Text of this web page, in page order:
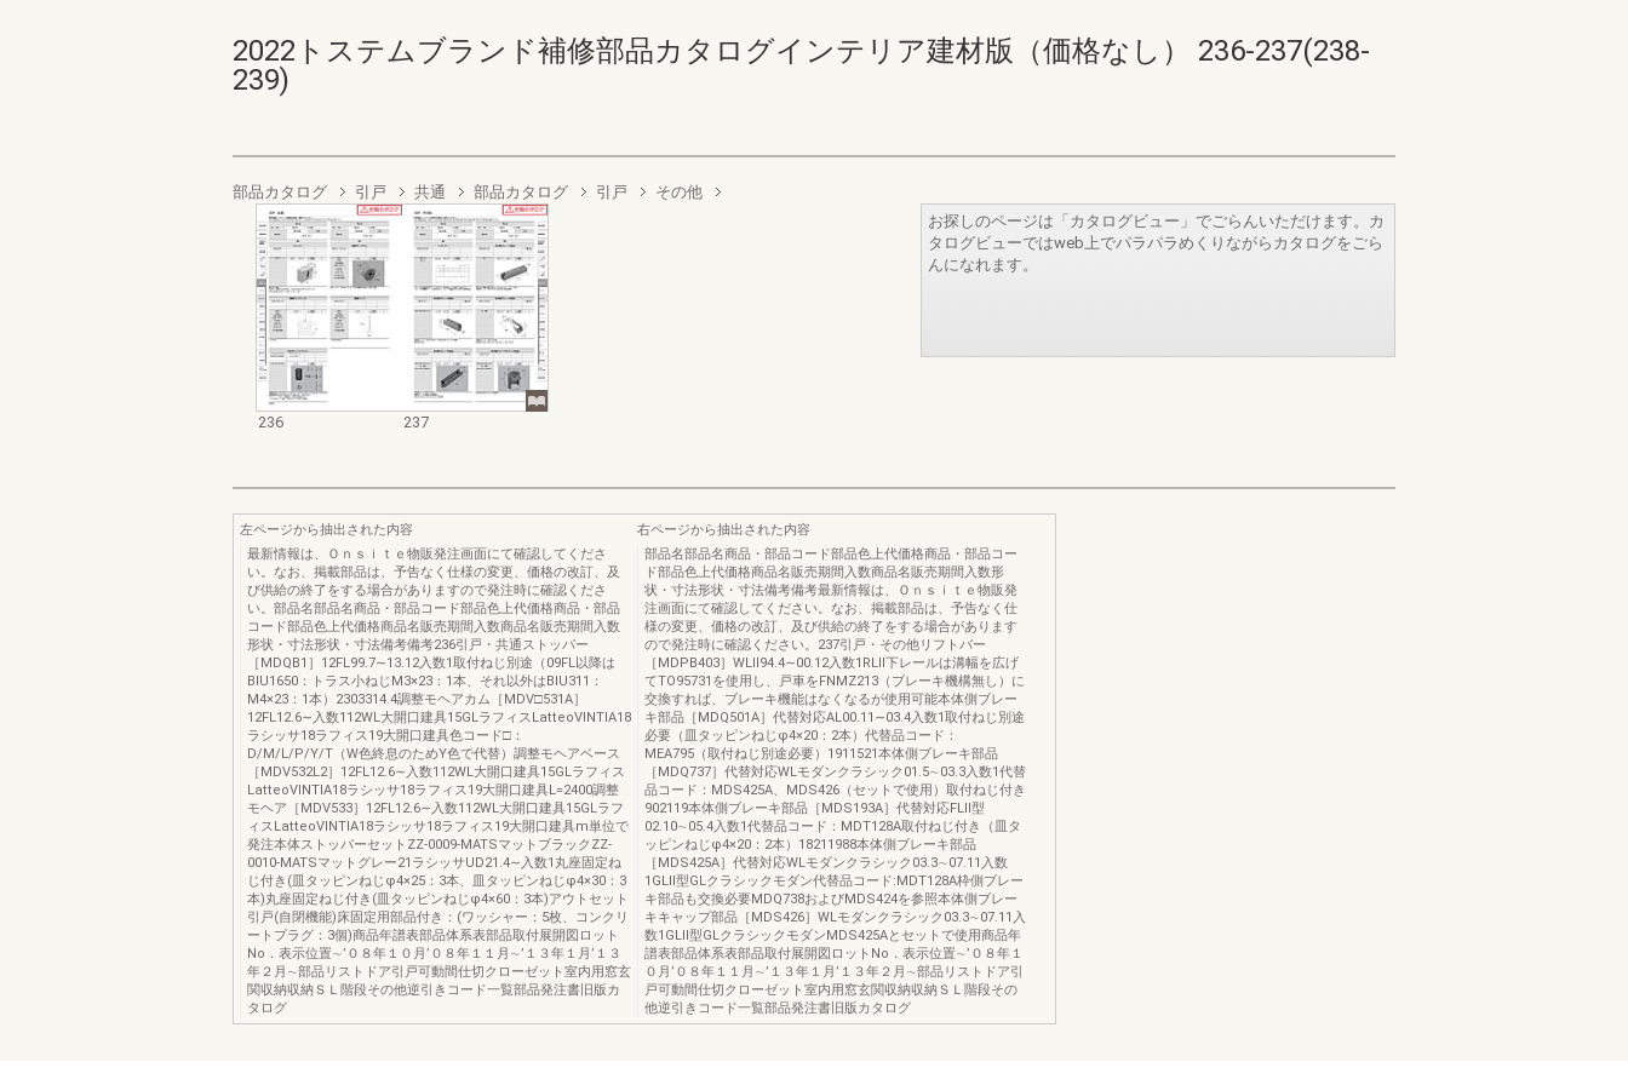
2022トステムブランド補修部品カタログインテリア建材版（価格なし） 236-237(238-
239)
部品カタログ 引戸 共通 部品カタログ 引戸 その他
236 237
お探しのページは「カタログビュー」でごらんいただけます。カ
タログビューではweb上でパラパラめくりながらカタログをごら
んになれます。
左ページから抽出された内容
最新情報は、Ｏｎｓｉｔｅ物販発注画面にて確認してくださ
い。なお、掲載部品は、予告なく仕様の変更、価格の改訂、及
び供給の終了をする場合がありますので発注時に確認くださ
い。部品名部品名商品・部品コード部品色上代価格商品・部品
コード部品色上代価格商品名販売期間入数商品名販売期間入数
形状・寸法形状・寸法備考備考236引戸・共通ストッパー
［MDQB1］12FL99.7∼13.12入数1取付ねじ別途（09FL以降は
BIU1650：トラス小ねじM3×23：1本、それ以外はBIU311：
M4×23：1本）2303314.4調整モヘアカム［MDV□531A］
12FL12.6∼入数112WL大開口建具15GLラフィスLatteoVINTIA18
ラシッサ18ラフィス19大開口建具色コード□：
D/M/L/P/Y/T（W色終息のためY色で代替）調整モヘアベース
［MDV532L2］12FL12.6∼入数112WL大開口建具15GLラフィス
LatteoVINTIA18ラシッサ18ラフィス19大開口建具L=2400調整
モヘア［MDV533］12FL12.6∼入数112WL大開口建具15GLラフ
ィスLatteoVINTIA18ラシッサ18ラフィス19大開口建具m単位で
発注本体ストッパーセットZZ-0009-MATSマットブラックZZ-
0010-MATSマットグレー21ラシッサUD21.4∼入数1丸座固定ね
じ付き(皿タッピンねじφ4×25：3本、皿タッピンねじφ4×30：3
本)丸座固定ねじ付き(皿タッピンねじφ4×60：3本)アウトセット
引戸(自閉機能)床固定用部品付き：(ワッシャー：5枚、コンクリ
ートプラグ：3個)商品年譜表部品体系表部品取付展開図ロット
No．表示位置∼’０８年１０月’０８年１１月∼’１３年１月’１３
年２月∼部品リストドア引戸可動間仕切クローゼット室内用窓玄
関収納収納ＳＬ階段その他逆引きコード一覧部品発注書旧版カ
タログ
右ページから抽出された内容
部品名部品名商品・部品コード部品色上代価格商品・部品コー
ド部品色上代価格商品名販売期間入数商品名販売期間入数形
状・寸法形状・寸法備考備考最新情報は、Ｏｎｓｉｔｅ物販発
注画面にて確認してください。なお、掲載部品は、予告なく仕
様の変更、価格の改訂、及び供給の終了をする場合があります
ので発注時に確認ください。237引戸・その他リフトバー
［MDPB403］WLⅡ94.4∼00.12入数1RLⅡ下レールは溝幅を広げ
てTO95731を使用し、戸車をFNMZ213（ブレーキ機構無し）に
交換すれば、ブレーキ機能はなくなるが使用可能本体側ブレー
キ部品［MDQ501A］代替対応AL00.11∼03.4入数1取付ねじ別途
必要（皿タッピンねじφ4×20：2本）代替品コード：
MEA795（取付ねじ別途必要）1911521本体側ブレーキ部品
［MDQ737］代替対応WLモダンクラシック01.5∼03.3入数1代替
品コード：MDS425A、MDS426（セットで使用）取付ねじ付き
902119本体側ブレーキ部品［MDS193A］代替対応FLⅡ型
02.10∼05.4入数1代替品コード：MDT128A取付ねじ付き（皿タ
ッピンねじφ4×20：2本）18211988本体側ブレーキ部品
［MDS425A］代替対応WLモダンクラシック03.3∼07.11入数
1GLⅡ型GLクラシックモダン代替品コード:MDT128A枠側ブレー
キ部品も交換必要MDQ738およびMDS424を参照本体側ブレー
キキャップ部品［MDS426］WLモダンクラシック03.3∼07.11入
数1GLⅡ型GLクラシックモダンMDS425Aとセットで使用商品年
譜表部品体系表部品取付展開図ロットNo．表示位置∼’０８年１
０月’０８年１１月∼’１３年１月’１３年２月∼部品リストドア引
戸可動間仕切クローゼット室内用窓玄関収納収納ＳＬ階段その
他逆引きコード一覧部品発注書旧版カタログ